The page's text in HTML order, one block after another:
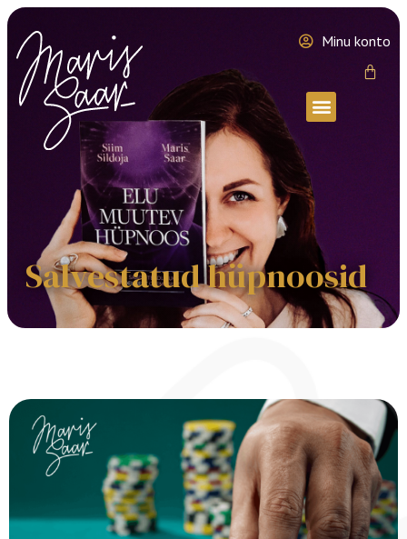
Minu konto
Salvestatud hüpnoosid